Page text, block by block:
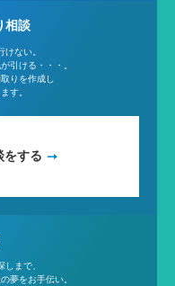
相談
ない。
引ける・・・。
りを作成し
す。
をする
まで、
夢をお手伝い。